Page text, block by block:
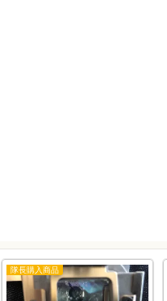
隊長購入商品